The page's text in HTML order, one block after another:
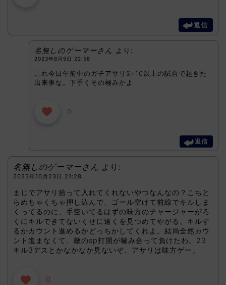
返信
名無しのゲーマーさん より:
2023年8月9日 22:58
これ今日午前中のガチアサリS+10以上の試合で起きた
出来事な。下手くその極みかよ
0
返信
名無しのゲーマーさん より:
2023年10月23日 21:28
まじでアサリ拾って入れてくれないやつなんなの？こちと
らめちゃくちゃ押し込んで、ゴール空けて前線でキルしま
くってるのに、手空いてるはずの味方のチャージャーがろ
くにキルできてないくせに遠くを見つめてやがる。キルす
るかカウント進めるかどっちかしてくれよ。結局全然カウ
ント進まなくて、敵のsp打開が噛み合って負けたわ。23
キル3デスとかなかなか見ないぞ、アサリは味方ゲー。
0